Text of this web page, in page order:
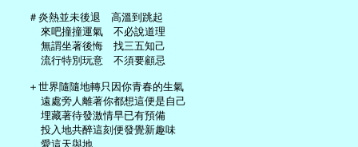
   ＃炎熱並未後退　高溫到跳起
     來吧撞撞運氣　不必說道理
     無謂坐著後悔　找三五知己
     流行特別玩意　不須要顧忌
   ＋世界隨隨地轉只因你青春的生氣
     遠處旁人離著你都想這便是自己
     埋藏著待發激情早已有預備
     投入地共醉這刻便發覺新趣味
     愛這天與地